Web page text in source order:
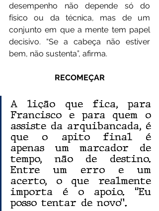
desempenho não depende só do
físico ou da técnica, mas de um
conjunto em que a mente tem papel
decisivo. “Se a cabeça não estiver
bem, não sustenta”, afirma.
RECOMEÇAR
A lição que fica, para
Francisco e para quem o
assiste da arquibancada, é
que o apito final é
apenas um marcador de
tempo, não de destino.
Entre um erro e um
acerto, o que realmente
importa é o apoio. “Eu
posso tentar de novo”.